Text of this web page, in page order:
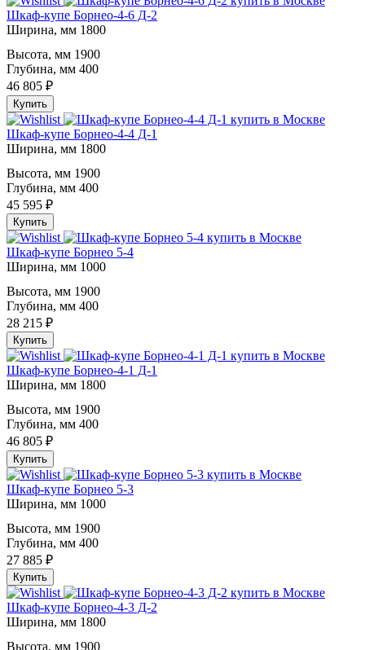
Шкаф-купе Борнео-4-6 Д-2
Ширина, мм 1800
Высота, мм 1900
Глубина, мм 400
46 805 ₽
Купить
Шкаф-купе Борнео-4-4 Д-1
Ширина, мм 1800
Высота, мм 1900
Глубина, мм 400
45 595 ₽
Купить
Шкаф-купе Борнео 5-4
Ширина, мм 1000
Высота, мм 1900
Глубина, мм 400
28 215 ₽
Купить
Шкаф-купе Борнео-4-1 Д-1
Ширина, мм 1800
Высота, мм 1900
Глубина, мм 400
46 805 ₽
Купить
Шкаф-купе Борнео 5-3
Ширина, мм 1000
Высота, мм 1900
Глубина, мм 400
27 885 ₽
Купить
Шкаф-купе Борнео-4-3 Д-2
Ширина, мм 1800
Высота, мм 1900